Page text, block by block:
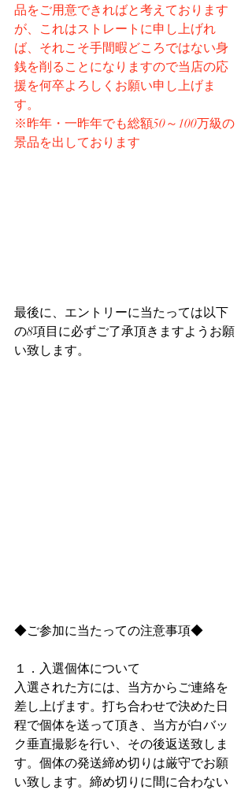
品をご用意できればと考えております
が、これはストレートに申し上げれ
ば、それこそ手間暇どころではない身
銭を削ることになりますので当店の応
援を何卒よろしくお願い申し上げま
す。
※昨年・一昨年でも総額50～100万級の
景品を出しております
最後に、エントリーに当たっては以下
の8項目に必ずご了承頂きますようお願
い致します。
◆ご参加に当たっての注意事項◆
１．入選個体について
入選された方には、当方からご連絡を
差し上げます。打ち合わせで決めた日
程で個体を送って頂き、当方が白バッ
ク垂直撮影を行い、その後返送致しま
す。個体の発送締め切りは厳守でお願
い致します。締め切りに間に合わない